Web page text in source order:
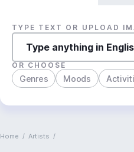
TYPE TEXT OR UPLOAD
OR CHOOSE
Genres Moods
Home / Artists /